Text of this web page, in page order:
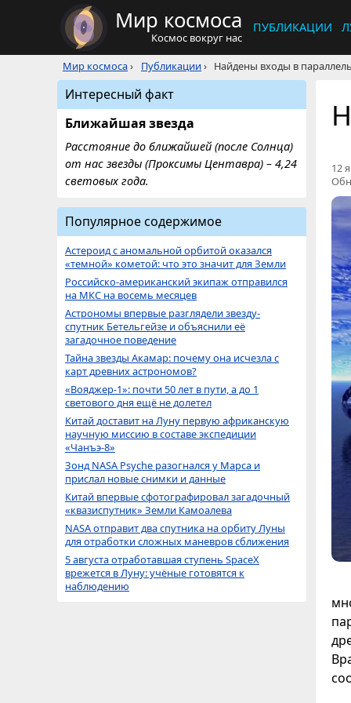
Мир космоса
Космос вокруг нас
ПУБЛИКАЦИИ
Мир космоса› Публикации› Найдены входы в
12
Интересный факт
Ближайшая звезда
Расстояние до ближайшей (после Солнца)
от нас звезды (Проксимы Центавра) – 4,24
световых года.
Популярное содержимое
Астероид с аномальной орбитой оказался
«темной» кометой: что это значит для Земли
Российско-американский экипаж отправился
на МКС на восемь месяцев
Астрономы впервые разглядели звезду-
спутник Бетельгейзе и объяснили её
загадочное поведение
Тайна звезды Акамар: почему она исчезла с
карт древних астрономов?
«Вояджер-1»: почти 50 лет в пути, а до 1
светового дня ещё не долетел
Китай доставит на Луну первую африканскую
научную миссию в составе экспедиции
«Чанъэ-8»
Зонд NASA Psyche разогнался у Марса и
прислал новые снимки и данные
Китай впервые сфотографировал загадочный
«квазиспутник» Земли Камоалева
NASA отправит два спутника на орбиту Луны
для отработки сложных маневров сближения
5 августа отработавшая ступень SpaceX
врежется в Луну: учёные готовятся к
наблюдению